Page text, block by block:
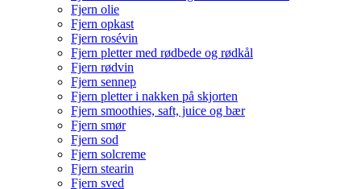
Fjern olie
Fjern opkast
Fjern rosévin
Fjern pletter med rødbede og rødkål
Fjern rødvin
Fjern sennep
Fjern pletter i nakken på skjorten
Fjern smoothies, saft, juice og bær
Fjern smør
Fjern sod
Fjern solcreme
Fjern stearin
Fjern sved